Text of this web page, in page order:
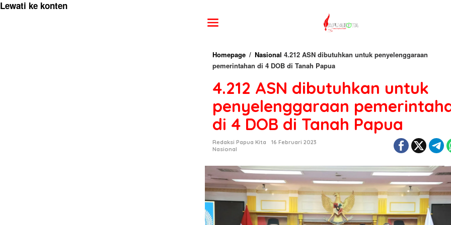
Lewati ke konten
Homepage / Nasional 4.212 ASN dibutuhkan untuk penyelenggaraan
pemerintahan di 4 DOB di Tanah Papua
4.212 ASN dibutuhkan untuk
penyelenggaraan
di 4 DOB di Tanah Papua
Redaksi Papua Kita
16 Februari 2023
Nasional